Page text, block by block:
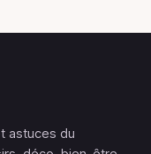
astuces du